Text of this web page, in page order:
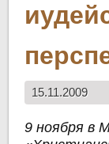
15.11.2009
9 ноября в